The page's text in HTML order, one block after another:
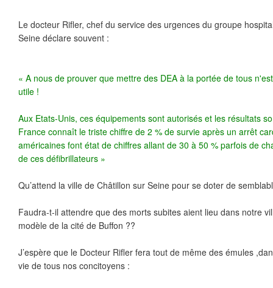
Le docteur Rifler, chef du service des urgences du groupe
Seine déclare souvent :
« A nous de prouver que mettre des DEA à la portée de tous
utile !
Aux Etats-Unis, ces équipements sont autorisés et les résultats
France connaît le triste chiffre de 2 % de survie après un arrêt
américaines font état de chiffres allant de 30 à 50 % parfois de
de ces défibrillateurs »
Qu’attend la ville de Châtillon sur Seine pour se doter de
Faudra-t-il attendre que des morts subites aient lieu dans notre
modèle de la cité de Buffon ??
J’espère que le Docteur Rifler fera tout de même des émules
vie de tous nos concitoyens :